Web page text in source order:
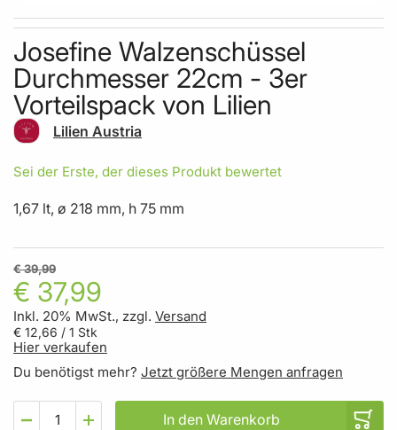
Skip to the beginning of the images gallery
Josefine Walzenschüssel
Durchmesser 22cm - 3er
Vorteilspack von Lilien
Lilien Austria
Sei der Erste, der dieses Produkt bewertet
1,67 lt, ø 218 mm, h 75 mm
€ 37,99
€ 39,99
Inkl. 20% MwSt., zzgl. Versand
€ 12,66 / 1 Stk
Hier verkaufen
Du benötigst mehr? Jetzt größere Mengen anfragen
In den Warenkorb